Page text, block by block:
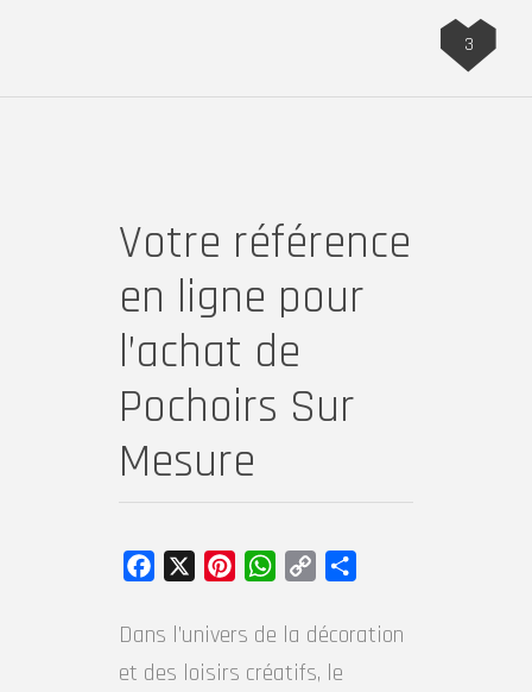
3
Votre référence
en ligne pour
l’achat de
Pochoirs Sur
Mesure
Facebook PinterestWhatsApp
Copy
Dans l’univers de la décoration
et des loisirs créatifs, le